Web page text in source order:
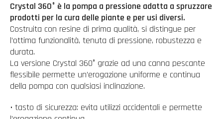
Crystal 360° è la pompa a pressione adatta a spruzzare
prodotti per la cura delle piante e per usi diversi.
Costruita con resine di prima qualità, si distingue per
l’ottima funzionalità, tenuta di pressione, robustezza e
durata.
La versione Crystal 360° grazie ad una canna pescante
flessibile permette un’erogazione uniforme e continua
della pompa con qualsiasi inclinazione.
• tasto di sicurezza: evita utilizzi accidentali e permette